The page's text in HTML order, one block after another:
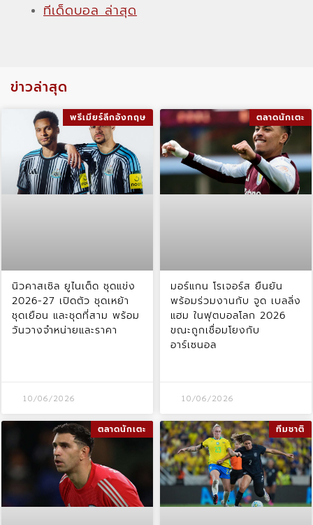
ทีเด็ดบอล ล่าสุด
ข่าวล่าสุด
พรีเมียร์ลีกอังกฤษ
นิวคาสเซิล ยูไนเต็ด ชุดแข่ง
2026-27 เปิดตัว ชุดเหย้า
ชุดเยือน และชุดที่สาม พร้อม
วันวางจำหน่ายและราคา
10/06/2026
ตลาดนักเตะ
มอร์แกน โรเจอร์ส ยืนยัน
พร้อมร่วมงานกับ จูด เบลลิ่ง
แฮม ในฟุตบอลโลก 2026
ขณะถูกเชื่อมโยงกับ
อาร์เซนอล
10/06/2026
ตลาดนักเตะ ทีมชาติ